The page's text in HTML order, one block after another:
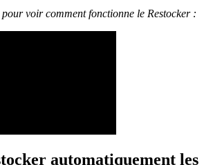
pour voir comment fonctionne le Restocker :
automatiquement les